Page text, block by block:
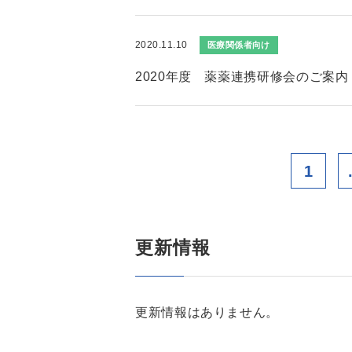
2020.11.10 医療関係者向け
2020年度 薬薬連携研修会のご案内
1
更新情報
更新情報はありません。